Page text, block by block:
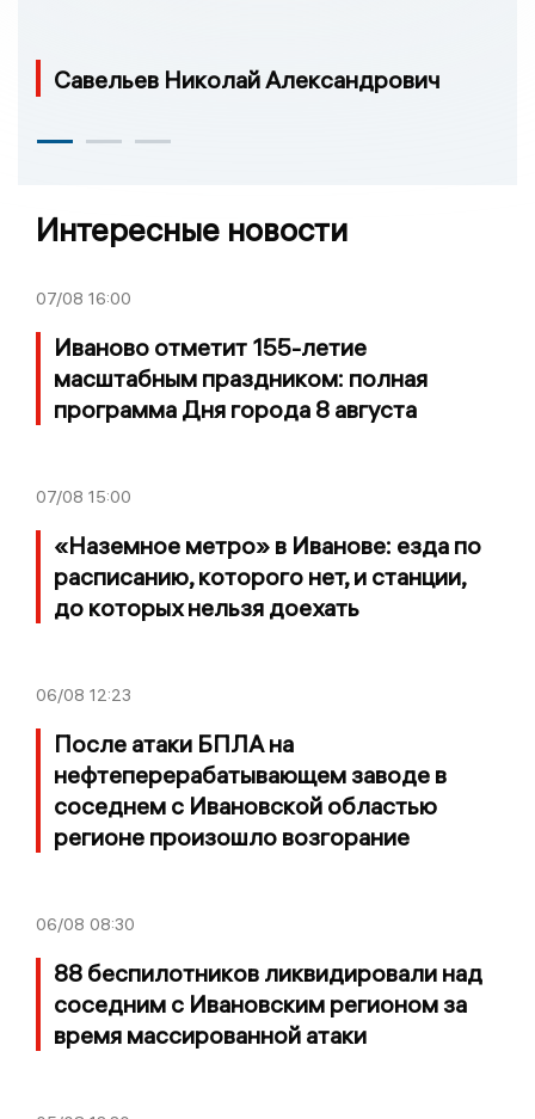
Савельев Николай Александрович
Интересные новости
07/08 16:00
Иваново отметит 155-летие
масштабным праздником: полная
программа Дня города 8 августа
07/08 15:00
«Наземное метро» в Иванове: езда по
расписанию, которого нет, и станции,
до которых нельзя доехать
06/08 12:23
После атаки БПЛА на
нефтеперерабатывающем заводе в
соседнем с Ивановской областью
регионе произошло возгорание
06/08 08:30
88 беспилотников ликвидировали над
соседним с Ивановским регионом за
время массированной атаки